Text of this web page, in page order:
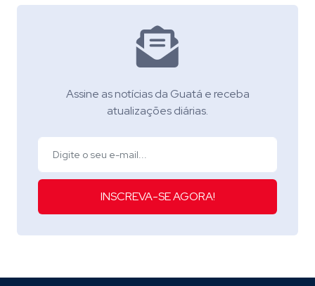
Assine as notícias da Guatá e receba
atualizações diárias.
INSCREVA-SE AGORA!